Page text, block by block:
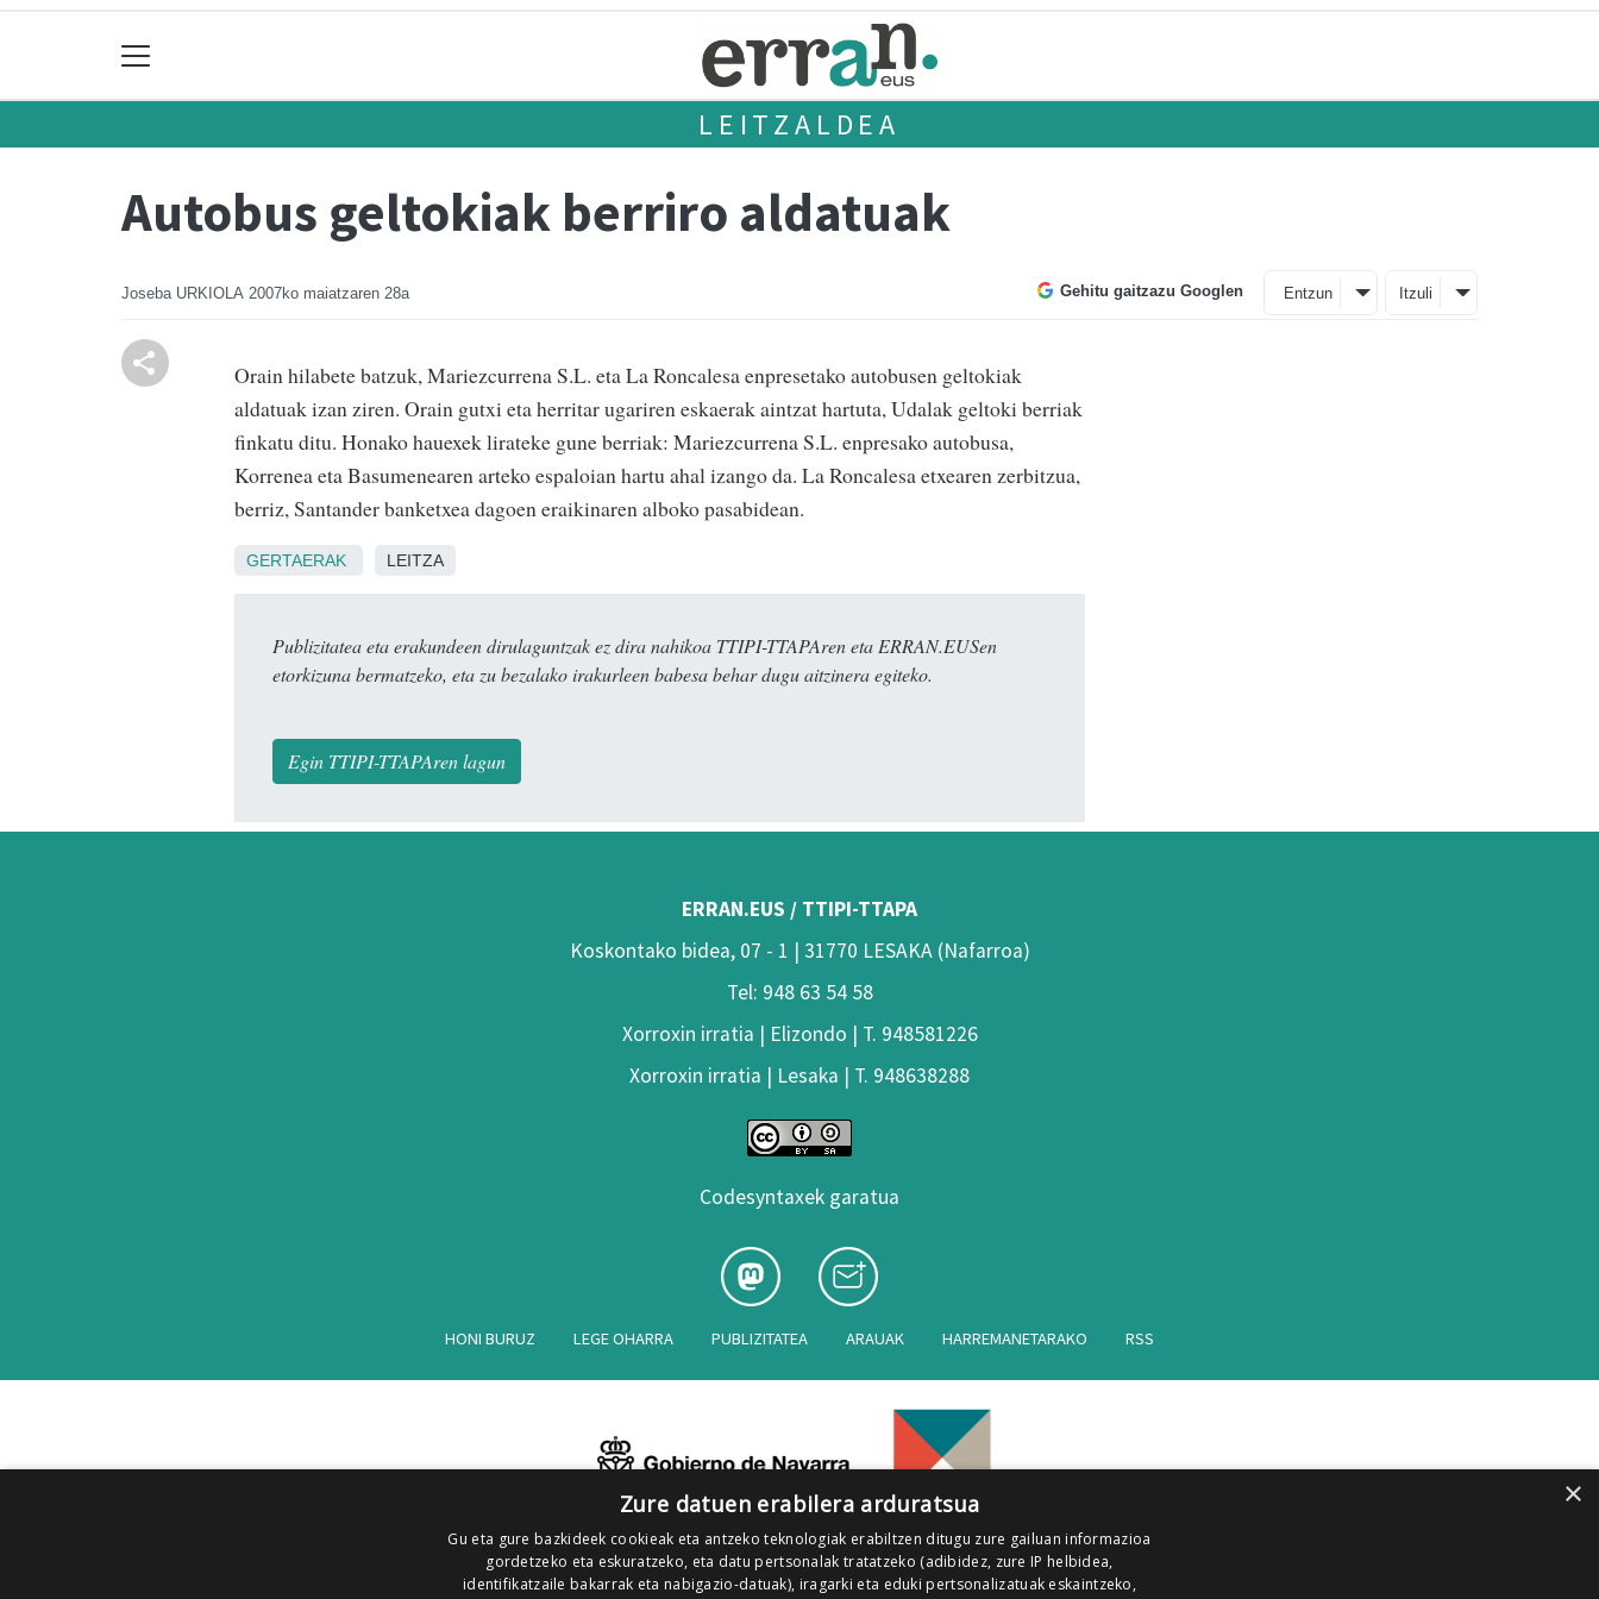
LEITZALDEA
Autobus geltokiak berriro aldatuak
Joseba URKIOLA 2007ko maiatzaren 28a Gehitu gaitzazu Googlen Entzun Itzuli
Orain hilabete batzuk, Mariezcurrena S.L. eta La Roncalesa enpresetako autobusen geltokiak
aldatuak izan ziren. Orain gutxi eta herritar ugariren eskaerak aintzat hartuta, Udalak geltoki berriak
finkatu ditu. Honako hauexek lirateke gune berriak: Mariezcurrena S.L. enpresako autobusa,
Korrenea eta Basumenearen arteko espaloian hartu ahal izango da. La Roncalesa etxearen zerbitzua,
berriz, Santander banketxea dagoen eraikinaren alboko pasabidean.
GERTAERAK LEITZA
Publizitatea eta erakundeen dirulaguntzak ez dira nahikoa TTIPI-TTAPAren eta ERRAN.EUSen
etorkizuna bermatzeko, eta zu bezalako irakurleen babesa behar dugu aitzinera egiteko.
Egin TTIPI-TTAPAren lagun
ERRAN.EUS / TTIPI-TTAPA
Koskontako bidea, 07 - 1 | 31770 LESAKA (Nafarroa)
Tel: 948 63 54 58
Xorroxin irratia | Elizondo | T. 948581226
Xorroxin irratia | Lesaka | T. 948638288
Codesyntaxek garatua
HONI BURUZ LEGE OHARRA PUBLIZITATEA ARAUAK HARREMANETARAKO RSS
×
Zure datuen erabilera arduratsua
Gu eta gure bazkideek cookieak eta antzeko teknologiak erabiltzen ditugu zure gailuan informazioa
gordetzeko eta eskuratzeko, eta datu pertsonalak tratatzeko (adibidez, zure IP helbidea,
identifikatzaile bakarrak eta nabigazio-datuak), iragarki eta eduki pertsonalizatuak eskaintzeko,